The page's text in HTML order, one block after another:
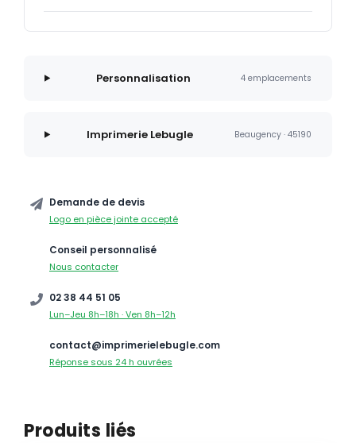
Personnalisation 4 emplacements
Imprimerie Lebugle Beaugency · 45190
Demande de devis
Logo en pièce jointe accepté
Conseil personnalisé
Nous contacter
02 38 44 51 05
Lun–Jeu 8h–18h · Ven 8h–12h
contact@imprimerielebugle.com
Réponse sous 24 h ouvrées
Produits liés